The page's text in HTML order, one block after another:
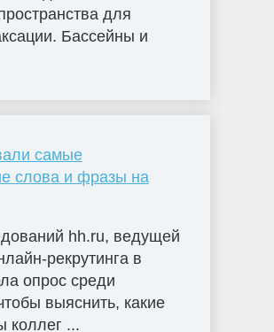
для
Бассейны и
самые
слова и фразы на
hh.ru, ведущей
рекрутинга в
опрос среди
выяснить, какие
коллег ...